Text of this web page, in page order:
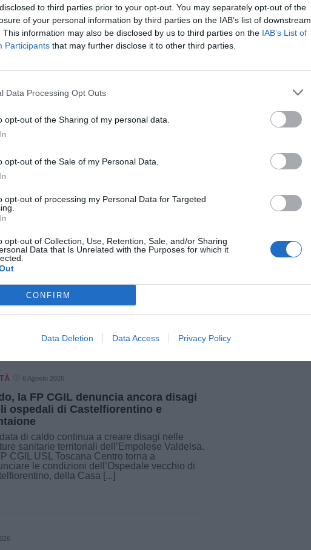
to third parties prior to your opt-out. You may separately opt-out of the
of your personal information by third parties on the IAB’s list of downstream
This information may also be disclosed by us to third parties on the IAB’s List of
Participants that may further disclose it to other third parties.
Data Processing Opt Outs
opt-out of the Sharing of my personal data.
opt-out of the Sale of my Personal Data.
opt-out of processing my Personal Data for Targeted
opt-out of Collection, Use, Retention, Sale, and/or Sharing
Data that Is Unrelated with the Purposes for which it
CONFIRM
Data Deletion Data Access Privacy Policy
dell'Azienda USL Toscana centropossono
casa tramite Pc, tablet
ilportale Open Toscana
)ed accedendo con tessera sanitaria attiva
può essere effettuato anche
compilato e corredato di copia di
all'indirizzo
fare inoltretramite i Totem PuntoSI
attivata.
sul seguente
index.php/servizi-e-attivita/607-
index.php/servizi-e-attivita/607-
Fonte: Ausl Toscana Centro
6 Agosto 2026
la FP CGIL denuncia ancora disagi
ospedali di Castelfiorentino e
di caldo continua a creare disagi nelle
sanitarie territoriali dell’Empolese Valdelsa.
CGIL USL Toscana Centro torna a
le condizioni dell’Ospedale vecchio di
della Casa [...]
Pubblicità